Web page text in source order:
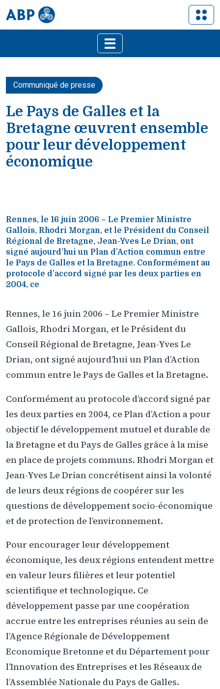
Communiqué de presse
Le Pays de Galles et la
Bretagne œuvrent ensemble
pour leur développement
économique
Rennes, le 16 juin 2006 – Le Premier Ministre
Gallois, Rhodri Morgan, et le Président du Conseil
Régional de Bretagne, Jean-Yves Le Drian, ont
signé aujourd’hui un Plan d’Action commun entre
le Pays de Galles et la Bretagne. Conformément au
protocole d’accord signé par les deux parties en
2004, ce
Rennes, le 16 juin 2006 – Le Premier Ministre
Gallois, Rhodri Morgan, et le Président du
Conseil Régional de Bretagne, Jean-Yves Le
Drian, ont signé aujourd’hui un Plan d’Action
commun entre le Pays de Galles et la Bretagne.
Conformément au protocole d’accord signé par
les deux parties en 2004, ce Plan d’Action a pour
objectif le développement mutuel et durable de
la Bretagne et du Pays de Galles grâce à la mise
en place de projets communs. Rhodri Morgan et
Jean-Yves Le Drian concrétisent ainsi la volonté
de leurs deux régions de coopérer sur les
questions de développement socio-économique
et de protection de l’environnement.
Pour encourager leur développement
économique, les deux régions entendent mettre
en valeur leurs filières et leur potentiel
scientifique et technologique. Ce
développement passe par une coopération
accrue entre les entreprises réunies au sein de
l’Agence Régionale de Développement
Economique Bretonne et du Département pour
l’Innovation des Entreprises et les Réseaux de
l’Assemblée Nationale du Pays de Galles.